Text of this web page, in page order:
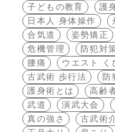
子どもの教育
護
日本人 身体操作
合気道
姿勢矯正
危機管理
防犯対
腰痛
ウエスト く
古武術 歩行法
防
護身術とは
高齢
武道
演武大会
真の強さ
古武術